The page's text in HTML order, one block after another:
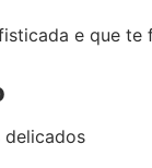
e que